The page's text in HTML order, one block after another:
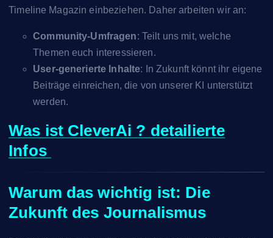
Timeline Magazin einbeziehen. Daher arbeiten wir an:
Community-Umfragen: Teilt uns mit, welche
Themen euch interessieren.
User-generierte Inhalte: In Zukunft könnt ihr eigene
Beiträge einreichen, die von unserer KI unterstützt
werden.
Was ist CleverAi ? detailierte
Infos
Warum das wichtig ist: Die
Zukunft des Journalismus